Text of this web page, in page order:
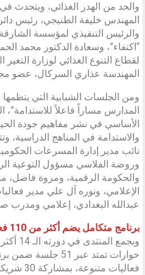
والحد من الهدر الغذائي، ويتحدث
المهندس خليفة الطنيجي، رئيس
والرئيس التنفيذي لمؤسسة الشارقة
“اكتفاء”، وسعادة الدكتور محمد
لقطاع التنوع الغذائي لوزارة التغير
المهندسة عذاري السركال، عضو
ومن الجلسات الشبابية التي
المدارس مساراً فاعلاً للاستدامة”،
الأساسي في نشر مفاهيم جودة
والاستدامة في المناهج الدراسية،
نائب مدير إدارة المسرعات
وروضة الفلاسي مسؤول التوعية
والحكومة الرقمية، ومروة فاضل،
الإعلامي، ونوره آل علي مدير
عبدالله البغدادي، إعلامي
برنامج متكامل يضم أكثر من 110 فعاليات
فعاليات